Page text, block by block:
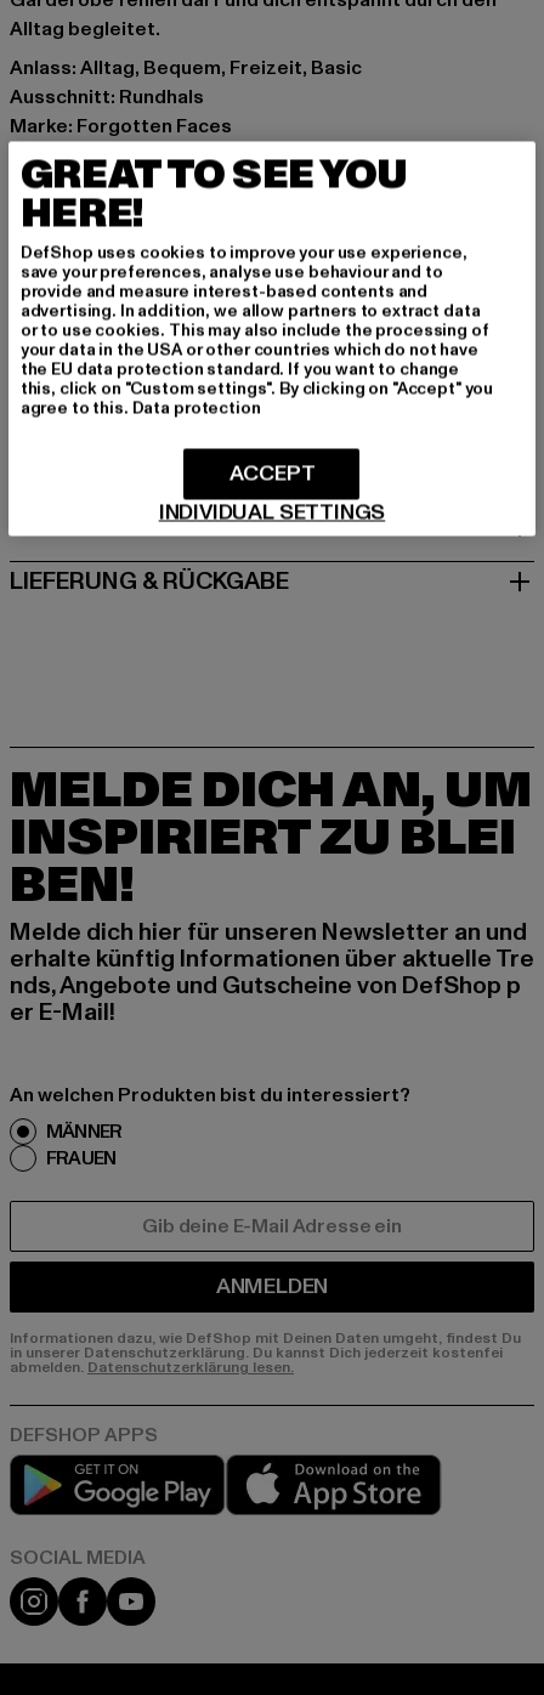
Alltag begleitet.
Anlass: Alltag, Bequem, Freizeit, Basic
Ausschnitt: Rundhals
Marke: Forgotten Faces
Kat.: T-Shirts
Farbe: weiß
Hersteller Farbe: white
Materialzusammensetzung: 100% Baumwolle
Art.Nr: FOF0091-00220
Hersteller: TB International GmbH |info@tbint.de
Dr.-Robert-Murjahn-Straße 7 | 64372 Ober-Ramstadt |
DE
GRÖSSE & PASSFORM
PFLEGEHINWEISE
LIEFERUNG & RÜCKGABE
MELDE DICH AN, UM
INSPIRIERT ZU BLEI
BEN!
Melde dich hier für unseren Newsletter an und
erhalte künftig Informationen über aktuelle Tre
nds, Angebote und Gutscheine von DefShop p
er E-Mail!
An welchen Produkten bist du interessiert?
MÄNNER
FRAUEN
ANMELDEN
Informationen dazu, wie DefShop mit Deinen Daten umgeht, findest Du
in unserer Datenschutzerklärung. Du kannst Dich jederzeit kostenfei
abmelden. Datenschutzerklärung lesen.
Play market
Instagram
FacebookYouTube
GREAT TO SEE YOU
HERE!
DefShop uses cookies to improve your use experience,
save your preferences, analyse use behaviour and to
provide and measure interest-based contents and
advertising. In addition, we allow partners to extract data
or to use cookies. This may also include the processing of
your data in the USA or other countries which do not have
the EU data protection standard. If you want to change
this, click on "Custom settings". By clicking on "Accept" you
agree to this. Data protection
INDIVIDUAL SETTINGS
ACCEPT